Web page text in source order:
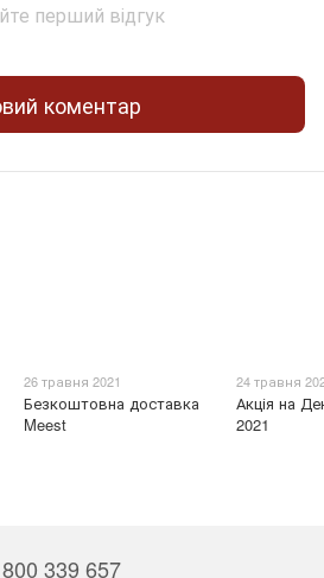
перший відгук
коментар
26 травня 2021
Безкоштовна доставка
Meest
24 травня
Акція на
2021
339 657